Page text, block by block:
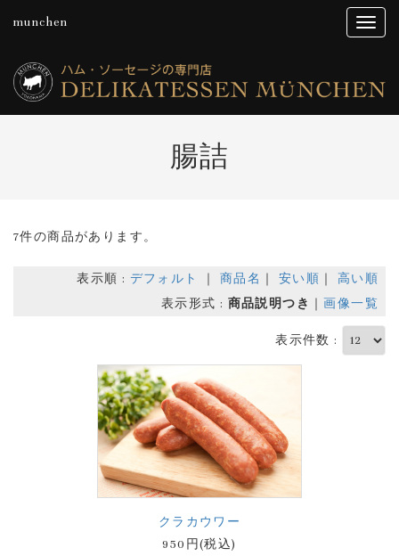
munchen
腸詰
7件の商品があります。
表示順 : デフォルト 商品名 安い順
高い順
表示形式 : 商品説明つき 画像一覧
表示件数 :
クラカウワー
950円(税込)